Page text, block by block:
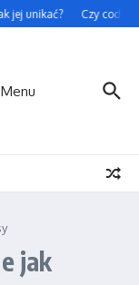
jej unikać? Czy
Menu
jak